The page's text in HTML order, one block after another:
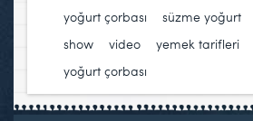
yoğurt çorbası
süzme yoğurt
show
video yemek tarifleri
yoğurt çorbası